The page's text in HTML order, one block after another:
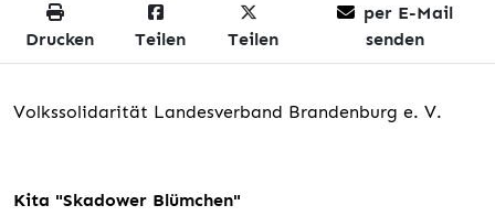
Drucken Teilen Teilen
per E-Mail
senden
Volkssolidarität Landesverband Brandenburg e. V.
Kita "Skadower Blümchen"